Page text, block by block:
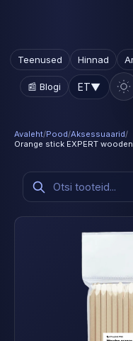
Teenused Hinnad
📰 Blogi ET▼
Avaleht/Pood/Aksessuaarid/
Orange stick EXPERT